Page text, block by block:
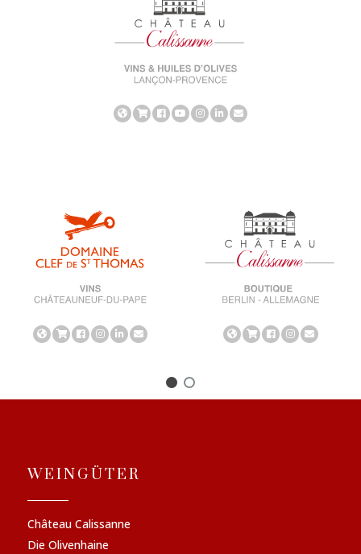
WEINGÜTER
Château Calissanne
Die Olivenhaine